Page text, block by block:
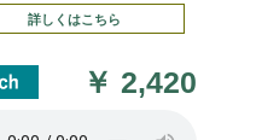
詳しくはこちら
￥2,420